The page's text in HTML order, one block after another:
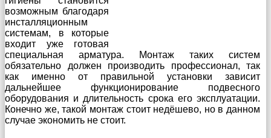
возможным благодаря
инсталляционным
системам, в которые
входит уже готовая
специальная арматура. Монтаж таких систем
обязательно должен производить профессионал, так
как именно от правильной установки зависит
дальнейшее функционирование подвесного
оборудования и длительность срока его эксплуатации.
Конечно же, такой монтаж стоит недёшево, но в данном
случае экономить не стоит.